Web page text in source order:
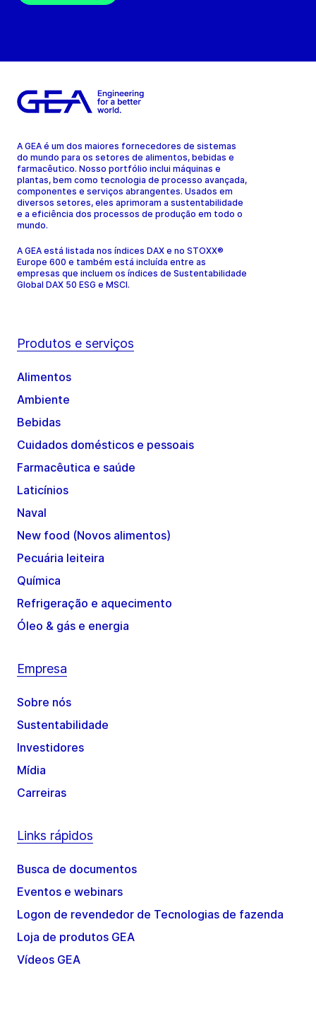
A GEA é um dos maiores fornecedores de sistemas
do mundo para os setores de alimentos, bebidas e
farmacêutico. Nosso portfólio inclui máquinas e
plantas, bem como tecnologia de processo avançada,
componentes e serviços abrangentes. Usados em
diversos setores, eles aprimoram a sustentabilidade
e a eficiência dos processos de produção em todo o
mundo.
A GEA está listada nos índices DAX e no STOXX®
Europe 600 e também está incluída entre as
empresas que incluem os índices de Sustentabilidade
Global DAX 50 ESG e MSCI.
Produtos e serviços
Alimentos
Ambiente
Bebidas
Cuidados domésticos e pessoais
Farmacêutica e saúde
Laticínios
Naval
New food (Novos alimentos)
Pecuária leiteira
Química
Refrigeração e aquecimento
Óleo & gás e energia
Empresa
Sobre nós
Sustentabilidade
Investidores
Mídia
Carreiras
Links rápidos
Busca de documentos
Eventos e webinars
Logon de revendedor de Tecnologias de fazenda
Loja de produtos GEA
Vídeos GEA